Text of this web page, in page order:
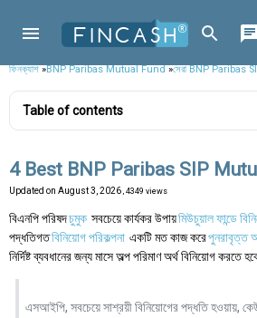
ফিনক্যাশ»BNP Paribas Mutual Fund»সেরা BNP Paribas
Table of contents
4 Best BNP Paribas SIP
Updated on August 3, 2026 , 4349 views
বিএনপি পরিষদচুমুক সবচেয়ে কার্যকর উপায়মিউচুয়াল ফান্ডে
পদ্ধতিগতবিনিয়োগ পরিকল্পনা একটি মত কাজ করেপুনরাবৃত্ত
নির্দিষ্ট ব্যবধানের জন্য মাসে অল্প পরিমাণ অর্থ বিনিয়োগ করতে
এসআইপি, সবচেয়ে সাশ্রয়ী বিনিয়োগের পদ্ধতি হওয়ায়,